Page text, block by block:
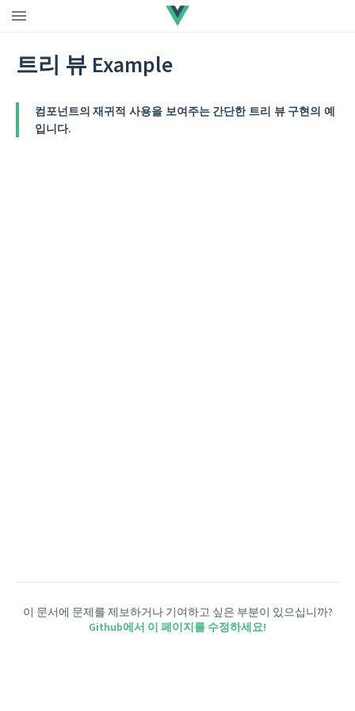
트리 뷰 Example
컴포넌트의 재귀적 사용을 보여주는 간단한 트리 뷰 구현의 예
입니다.
이 문서에 문제를 제보하거나 기여하고 싶은 부분이 있으십니까?
Github에서 이 페이지를 수정하세요!